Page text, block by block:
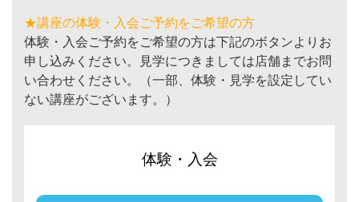
★講座の体験・入会ご予約をご希望の方
体験・入会ご予約をご希望の方は下記のボタンよりお
申し込みください。見学につきましては店舗までお問
い合わせください。（一部、体験・見学を設定してい
ない講座がございます。）
体験・入会